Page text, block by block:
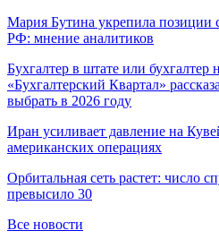
Мария Бутина укрепила позиции
РФ: мнение аналитиков
Бухгалтер в штате или бухгалтер
«Бухгалтерский Квартал»
выбрать в 2026 году
Иран усиливает давление на
американских операциях
Орбитальная сеть растет: число
превысило 30
Все новости